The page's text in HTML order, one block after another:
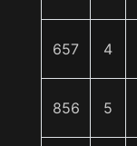
657 4
856 5